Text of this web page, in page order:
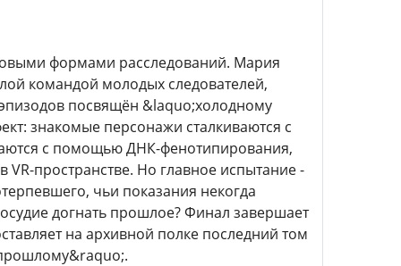
формами расследований. Мария
командой молодых следователей,
посвящён &laquo;холодному
знакомые персонажи сталкиваются с
с помощью ДНК-фенотипирования,
пространстве. Но главное испытание -
чьи показания некогда
догнать прошлое? Финал завершает
на архивной полке последний том